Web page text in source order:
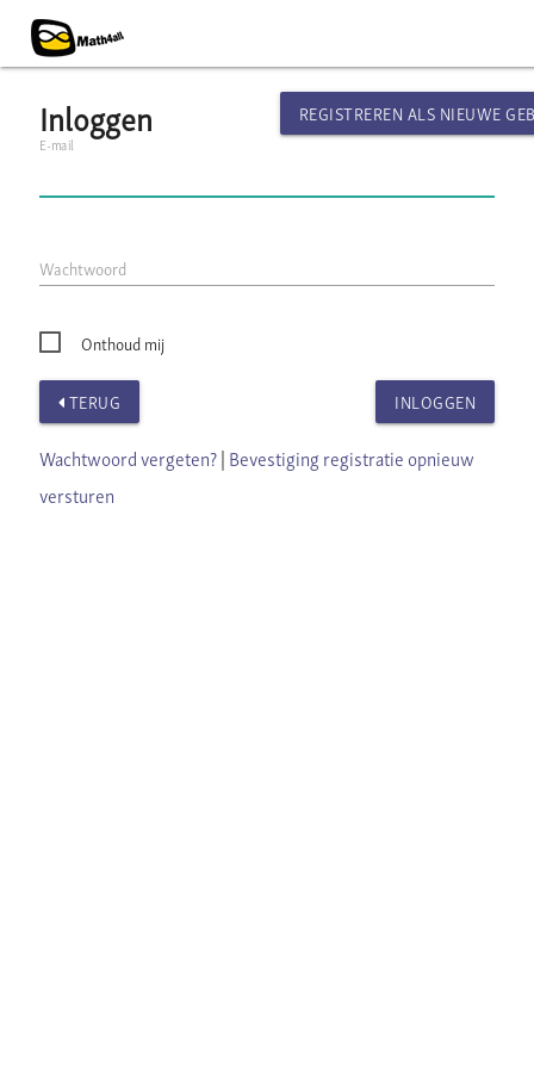
Inloggen REGISTREREN ALS NIEUWE
E-mail
Wachtwoord
Onthoud mij
TERUG INLOGGEN
Wachtwoord vergeten?|Bevestiging registratie opnieuw
versturen